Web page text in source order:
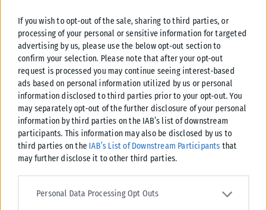
If you wish to opt-out of the sale, sharing to third parties, or
processing of your personal or sensitive information for targeted
advertising by us, please use the below opt-out section to
confirm your selection. Please note that after your opt-out
request is processed you may continue seeing interest-based
ads based on personal information utilized by us or personal
information disclosed to third parties prior to your opt-out. You
may separately opt-out of the further disclosure of your personal
information by third parties on the IAB’s list of downstream
participants. This information may also be disclosed by us to
third parties on the IAB’s List of Downstream Participants that
may further disclose it to other third parties.
Please note that this website/app uses one or more Google
services and may gather and store information including but not
Personal Data Processing Opt Outs
συμβολισμού προς το Οικουμενικό Πατριαρχείο και τον
παγκόσμιο Ορθόδοξο Ελληνισμό.
Σχετικά Άρθρα